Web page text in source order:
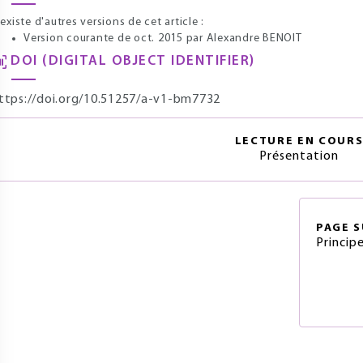
d'autres versions de cet article :
Version courante de oct. 2015 par Alexandre BENOIT
DOI (DIGITAL OBJECT IDENTIFIER)
doi.org/10.51257/a-v1-bm7732
LECTURE EN COURS
Présentation
PAGE
Principe